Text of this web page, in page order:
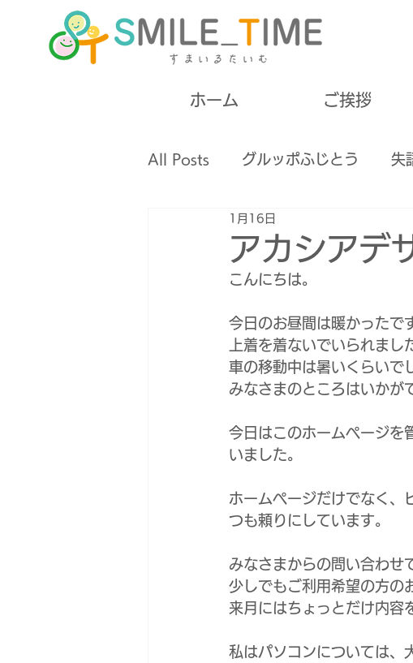
ホーム ご挨拶
All Posts グルッポふじとう 失
失語症
無料開催 ボランティア
アカシアデ
1月16日
こんにちは。
今日のお昼間は暖かったで
上着を着ないでいられまし
車の移動中は暑いくらいで
みなさまのところはいかが
今日はこのホームページを
いました。
ホームページだけでなく、
つも頼りにしています。
みなさまからの問い合わせ
少しでもご利用希望の方の
来月にはちょっとだけ内容
私はパソコンについては、